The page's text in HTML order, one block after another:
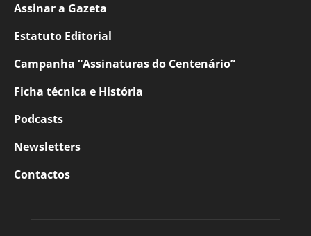
Assinar a Gazeta
Estatuto Editorial
Campanha “Assinaturas do Centenário”
Ficha técnica e História
Podcasts
Newsletters
Contactos